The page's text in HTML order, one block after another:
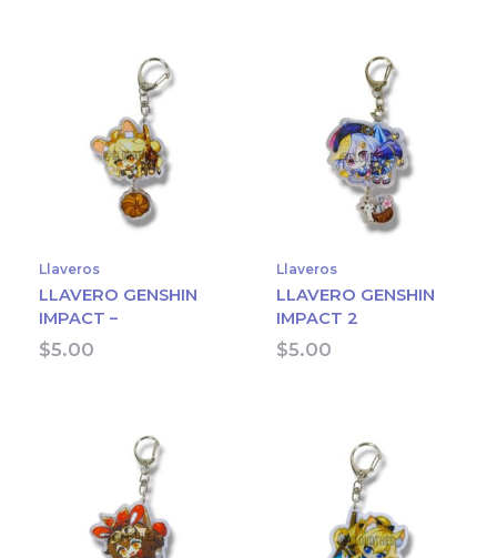
Llaveros
LLAVERO GENSHIN
IMPACT –
$5.00
Llaveros
LLAVERO GENSHIN
IMPACT 2
$5.00